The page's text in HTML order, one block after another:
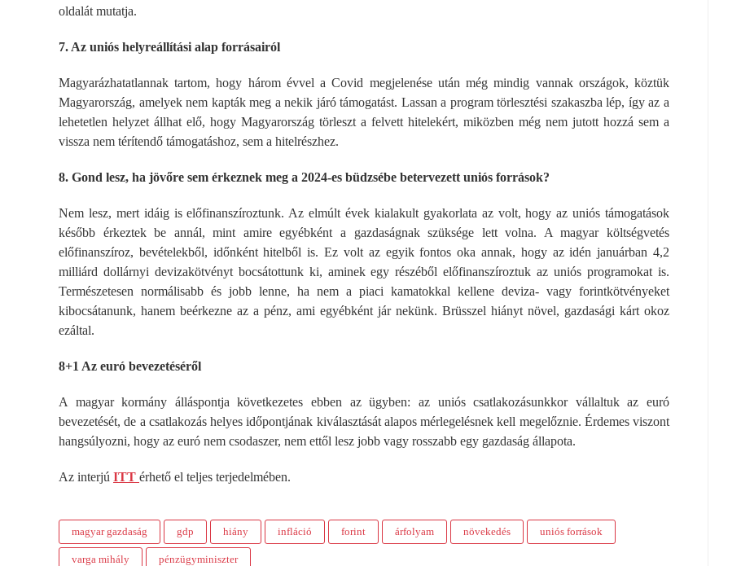
oldalát mutatja.
7. Az uniós helyreállítási alap forrásairól
Magyarázhatatlannak tartom, hogy három évvel a Covid megjelenése után még mindig vannak országok, köztük
Magyarország, amelyek nem kapták meg a nekik járó támogatást. Lassan a program törlesztési szakaszba lép, így az a
lehetetlen helyzet állhat elő, hogy Magyarország törleszt a felvett hitelekért, miközben még nem jutott hozzá sem a
vissza nem térítendő támogatáshoz, sem a hitelrészhez.
8. Gond lesz, ha jövőre sem érkeznek meg a 2024-es büdzsébe betervezett uniós források?
Nem lesz, mert idáig is előfinanszíroztunk. Az elmúlt évek kialakult gyakorlata az volt, hogy az uniós támogatások
később érkeztek be annál, mint amire egyébként a gazdaságnak szüksége lett volna. A magyar költségvetés
előfinanszíroz, bevételekből, időnként hitelből is. Ez volt az egyik fontos oka annak, hogy az idén januárban 4,2
milliárd dollárnyi devizakötvényt bocsátottunk ki, aminek egy részéből előfinanszíroztuk az uniós programokat is.
Természetesen normálisabb és jobb lenne, ha nem a piaci kamatokkal kellene deviza- vagy forintkötvényeket
kibocsátanunk, hanem beérkezne az a pénz, ami egyébként jár nekünk. Brüsszel hiányt növel, gazdasági kárt okoz
ezáltal.
8+1 Az euró bevezetéséről
A magyar kormány álláspontja következetes ebben az ügyben: az uniós csatlakozásunkkor vállaltuk az euró
bevezetését, de a csatlakozás helyes időpontjának kiválasztását alapos mérlegelésnek kell megelőznie. Érdemes viszont
hangsúlyozni, hogy az euró nem csodaszer, nem ettől lesz jobb vagy rosszabb egy gazdaság állapota.
Az interjú ITT érhető el teljes terjedelmében.
magyar gazdaság gdp hiány infláció forint árfolyam növekedés uniós források
varga mihály pénzügyminiszter